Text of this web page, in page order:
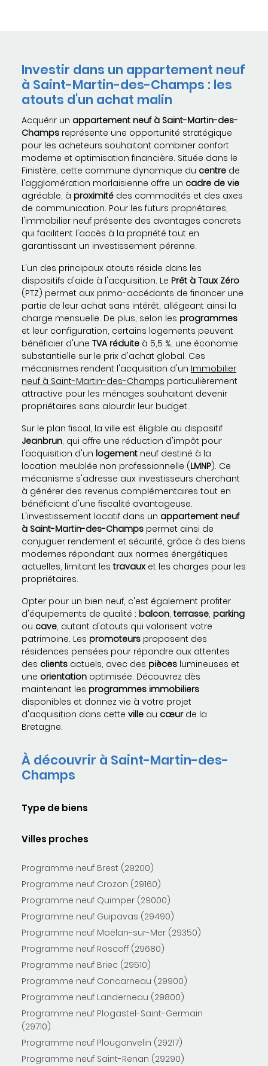
Investir dans un appartement neuf
à Saint-Martin-des-Champs : les
atouts d'un achat malin
Acquérir un appartement neuf à Saint-Martin-des-
Champs représente une opportunité stratégique
pour les acheteurs souhaitant combiner confort
moderne et optimisation financière. Située dans le
Finistère, cette commune dynamique du centre de
l'agglomération morlaisienne offre un cadre de vie
agréable, à proximité des commodités et des axes
de communication. Pour les futurs propriétaires,
l'immobilier neuf présente des avantages concrets
qui facilitent l'accès à la propriété tout en
garantissant un investissement pérenne.
L'un des principaux atouts réside dans les
dispositifs d'aide à l'acquisition. Le Prêt à Taux Zéro
(PTZ) permet aux primo-accédants de financer une
partie de leur achat sans intérêt, allégeant ainsi la
charge mensuelle. De plus, selon les programmes
et leur configuration, certains logements peuvent
bénéficier d'une TVA réduite à 5,5 %, une économie
substantielle sur le prix d'achat global. Ces
mécanismes rendent l'acquisition d'un Immobilier
neuf à Saint-Martin-des-Champs particulièrement
attractive pour les ménages souhaitant devenir
propriétaires sans alourdir leur budget.
Sur le plan fiscal, la ville est éligible au dispositif
Jeanbrun, qui offre une réduction d'impôt pour
l'acquisition d'un logement neuf destiné à la
location meublée non professionnelle (LMNP). Ce
mécanisme s'adresse aux investisseurs cherchant
à générer des revenus complémentaires tout en
bénéficiant d'une fiscalité avantageuse.
L'investissement locatif dans un appartement neuf
à Saint-Martin-des-Champs permet ainsi de
conjuguer rendement et sécurité, grâce à des biens
modernes répondant aux normes énergétiques
actuelles, limitant lestravaux et les charges pour les
propriétaires.
Opter pour un bien neuf, c'est également profiter
d'équipements de qualité : balcon,terrasse, parking
ou cave, autant d'atouts qui valorisent votre
patrimoine. Les promoteurs proposent des
résidences pensées pour répondre aux attentes
des clients actuels, avec des pièces lumineuses et
une orientation optimisée. Découvrez dès
maintenant les programmes immobiliers
disponibles et donnez vie à votre projet
d'acquisition dans cette ville au cœurde la
Bretagne.
À découvrir à Saint-Martin-des-
Champs
Type de biens
Villes proches
Programme neuf Brest (29200)
Programme neuf Crozon (29160)
Programme neuf Quimper (29000)
Programme neuf Guipavas (29490)
Programme neuf Moëlan-sur-Mer (29350)
Programme neuf Roscoff (29680)
Programme neuf Briec (29510)
Programme neuf Concarneau (29900)
Programme neuf Landerneau (29800)
Programme neuf Plogastel-Saint-Germain
(29710)
Programme neuf Plougonvelin (29217)
Programme neuf Saint-Renan (29290)